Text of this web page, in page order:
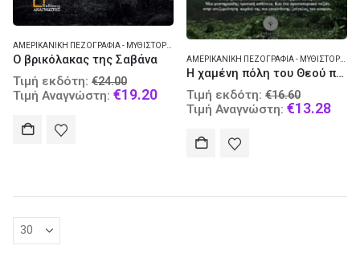
Ο βρικόλακας της Σαβάνα
Τιμή εκδότη: €24.00
price
Τιμή Αναγνώστη: €19.20Current
price
€19.20.
Η χαμένη πόλη του Θεού πιθήκου
Τιμή εκδότη: €16.60
price
Τιμή Αναγνώστη: €13.28